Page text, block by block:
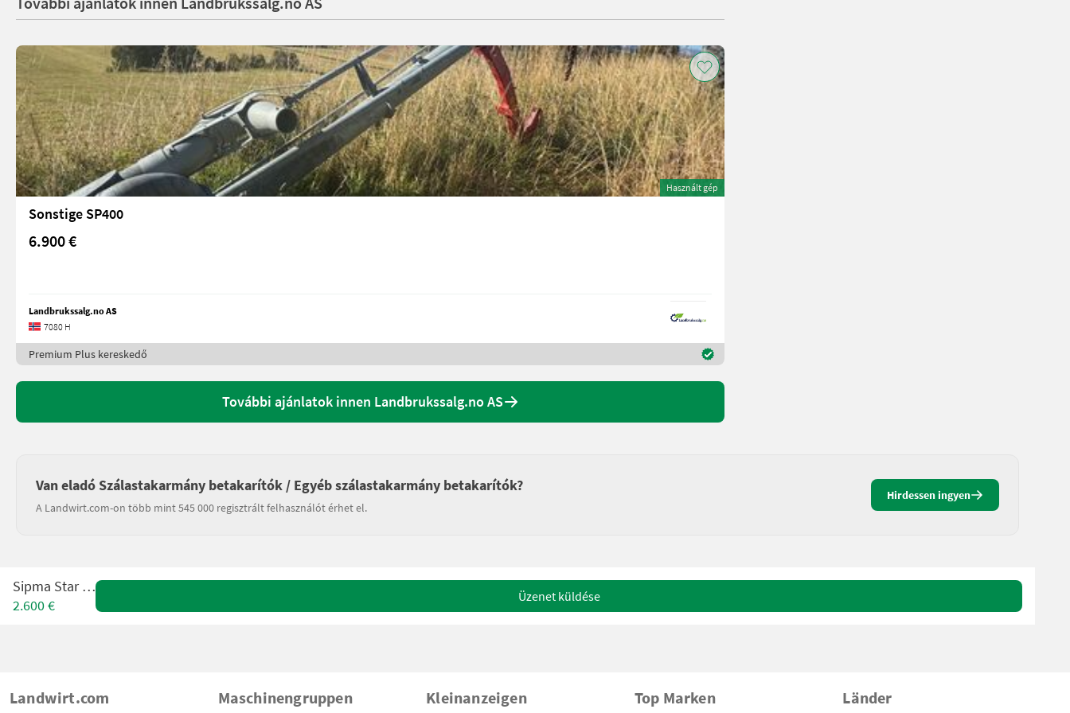
Használt gép
Sonstige SP400
6.900 €
Landbrukssalg.no AS
7080 H
Premium Plus kereskedő
További ajánlatok innen Landbrukssalg.no AS
Van eladó Szálastakarmány betakarítók / Egyéb szálastakarmány betakarítók?
A Landwirt.com-on több mint 545 000 regisztrált felhasználót érhet el.
Hirdessen ingyen
Sipma Star 300
2.600 €
Üzenet küldése
Landwirt.com Maschinengruppen Kleinanzeigen Top Marken Länder